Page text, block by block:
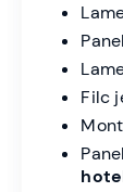
Filc